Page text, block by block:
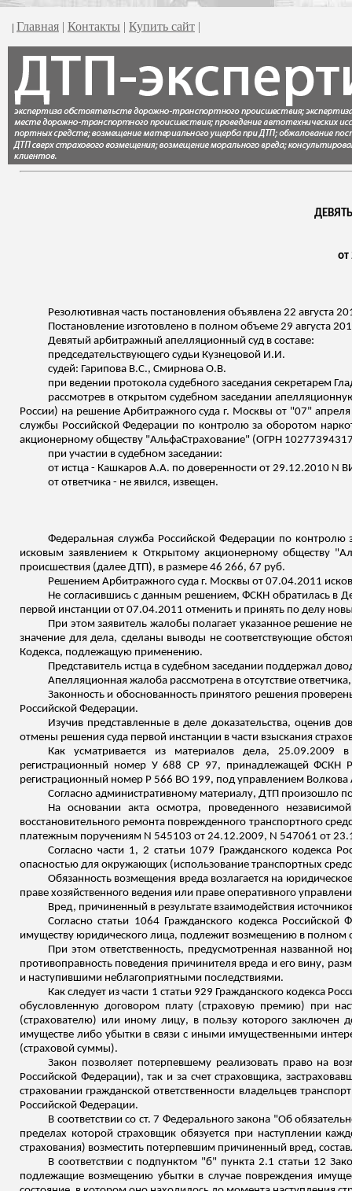
| Главная | Контакты | Купить сайт |
от
Резолютивная часть постановления объявлена 22 августа
Постановление изготовлено в полном объеме 29 августа
Девятый арбитражный апелляционный суд в составе:
председательствующего судьи Кузнецовой И.И.
судей: Гарипова В.С., Смирнова О.В.
при ведении протокола судебного заседания секретарем
рассмотрев в открытом судебном заседании
России) на решение Арбитражного суда г. Москвы от "07"
службы Российской Федерации по контролю за оборотом
акционерному обществу "АльфаСтрахование" (ОГРН
при участии в судебном заседании:
от истца - Кашкаров А.А. по доверенности от 29.12.2010 N
от ответчика - не явился, извещен.
Федеральная служба Российской Федерации по контролю
исковым заявлением к Открытому акционерному обществу
происшествия (далее ДТП), в размере 46 266, 67 руб.
Решением Арбитражного суда г. Москвы от 07.04.2011
Не согласившись с данным решением, ФСКН обратилась в
первой инстанции от 07.04.2011 отменить и принять по делу
При этом заявитель жалобы полагает указанное решение
значение для дела, сделаны выводы не соответствующие
Кодекса, подлежащую применению.
Представитель истца в судебном заседании поддержал
Апелляционная жалоба рассмотрена в отсутствие
Законность и обоснованность принятого решения
Российской Федерации.
Изучив представленные в деле доказательства, оценив
отмены решения суда первой инстанции в части взыскания
Как усматривается из материалов дела, 25.09.2009 в
регистрационный номер У 688 СР 97, принадлежащей ФСКН
регистрационный номер Р 566 ВО 199, под управлением
Согласно административному материалу, ДТП произошло
На основании акта осмотра, проведенного
восстановительного ремонта поврежденного транспортного
платежным поручениям N 545103 от 24.12.2009, N 547061 от
Согласно части 1, 2 статьи 1079 Гражданского кодекса
опасностью для окружающих (использование транспортных
Обязанность возмещения вреда возлагается на
праве хозяйственного ведения или праве оперативного
Вред, причиненный в результате взаимодействия
Согласно статьи 1064 Гражданского кодекса
имуществу юридического лица, подлежит возмещению в
При этом ответственность, предусмотренная названной
противоправность поведения причинителя вреда и его вину,
и наступившими неблагоприятными последствиями.
Как следует из части 1 статьи 929 Гражданского кодекса
обусловленную договором плату (страховую премию) при
(страхователю) или иному лицу, в пользу которого заключен
имуществе либо убытки в связи с иными имущественными
(страховой суммы).
Закон позволяет потерпевшему реализовать право на
Российской Федерации), так и за счет страховщика,
страховании гражданской ответственности владельцев
Российской Федерации.
В соответствии со ст. 7 Федерального закона "Об
пределах которой страховщик обязуется при наступлении
страхования) возместить потерпевшим причиненный вред,
В соответствии с подпунктом "б" пункта 2.1 статьи 12
подлежащие возмещению убытки в случае повреждения